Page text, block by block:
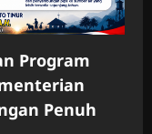
Program
Penuh